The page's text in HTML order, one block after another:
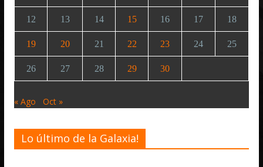
12 13 14 15 16 17 18
19 20 21 22 23 24 25
26 27 28 29 30
« Ago Oct »
Lo último de la Galaxia!